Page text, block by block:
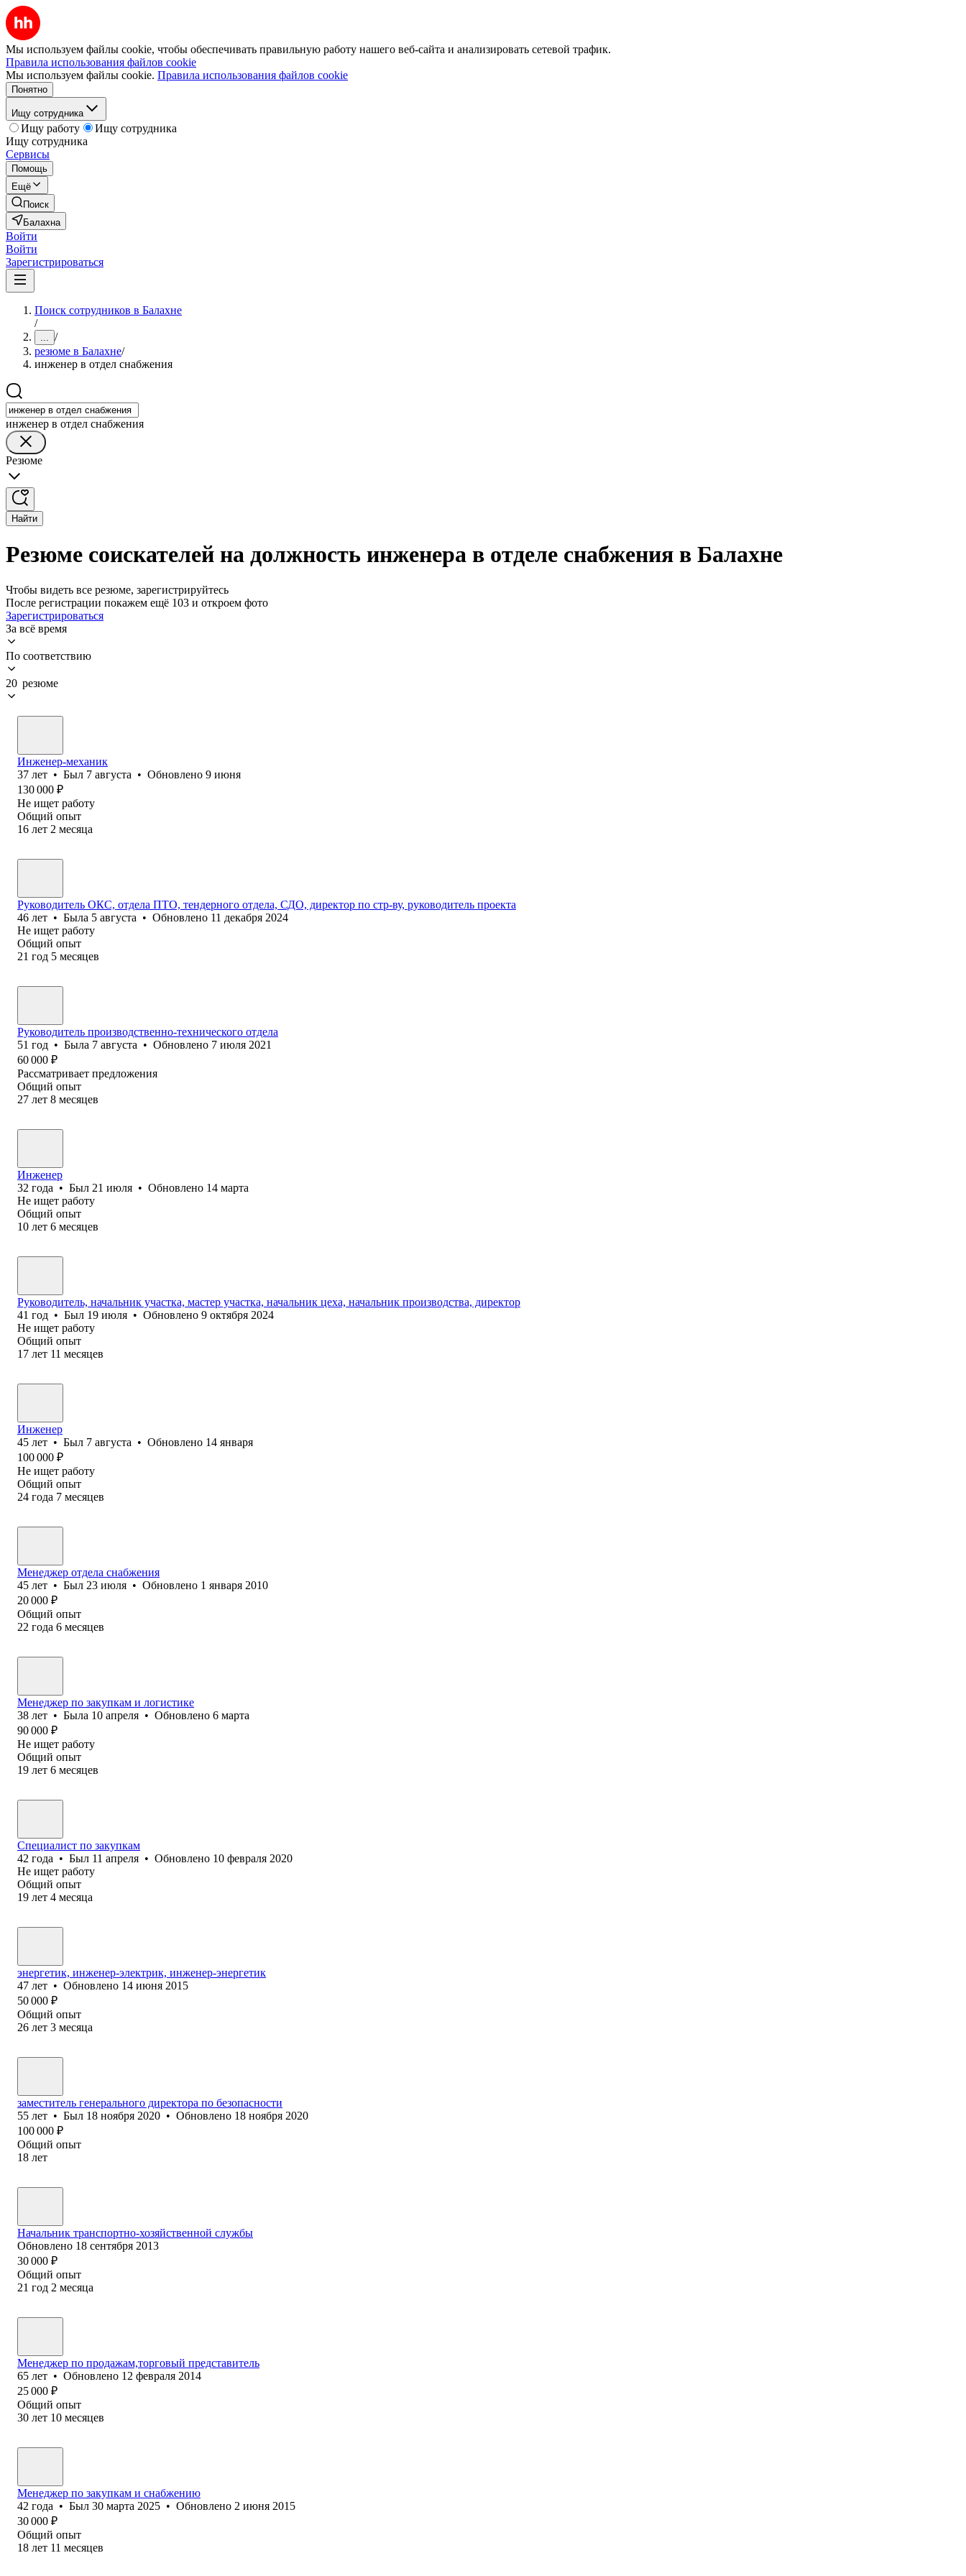
Мы используем файлы cookie, чтобы обеспечивать правильную работу нашего веб-сайта и анализировать сетевой трафик.
Правила использования файлов cookie
Мы используем файлы cookie. Правила использования файлов cookie
Понятно
Ищу сотрудника
Ищу работу
Ищу сотрудника
Ищу сотрудника
Сервисы
Помощь
Ещё
Поиск
Балахна
Войти
Войти
Зарегистрироваться
Поиск сотрудников в Балахне
/
... /
резюме в Балахне/
инженер в отдел снабжения
инженер в отдел снабжения
Резюме
Найти
Резюме соискателей на должность инженера в отделе снабжения в Балахне
Чтобы видеть все резюме, зарегистрируйтесь
После регистрации покажем ещё 103 и откроем фото
Зарегистрироваться
За всё время
По соответствию
20 резюме
Инженер-механик
37 лет • Был 7 августа • Обновлено 9 июня
130 000 ₽
Не ищет работу
Общий опыт
16 лет 2 месяца
Руководитель ОКС, отдела ПТО, тендерного отдела, СДО, директор по стр-ву, руководитель проекта
46 лет • Была 5 августа • Обновлено 11 декабря 2024
Не ищет работу
Общий опыт
21 год 5 месяцев
Руководитель производственно-технического отдела
51 год • Была 7 августа • Обновлено 7 июля 2021
60 000 ₽
Рассматривает предложения
Общий опыт
27 лет 8 месяцев
Инженер
32 года • Был 21 июля • Обновлено 14 марта
Не ищет работу
Общий опыт
10 лет 6 месяцев
Руководитель, начальник участка, мастер участка, начальник цеха, начальник производства, директор
41 год • Был 19 июля • Обновлено 9 октября 2024
Не ищет работу
Общий опыт
17 лет 11 месяцев
Инженер
45 лет • Был 7 августа • Обновлено 14 января
100 000 ₽
Не ищет работу
Общий опыт
24 года 7 месяцев
Менеджер отдела снабжения
45 лет • Был 23 июля • Обновлено 1 января 2010
20 000 ₽
Общий опыт
22 года 6 месяцев
Менеджер по закупкам и логистике
38 лет • Была 10 апреля • Обновлено 6 марта
90 000 ₽
Не ищет работу
Общий опыт
19 лет 6 месяцев
Специалист по закупкам
42 года • Был 11 апреля • Обновлено 10 февраля 2020
Не ищет работу
Общий опыт
19 лет 4 месяца
энергетик, инженер-электрик, инженер-энергетик
47 лет • Обновлено 14 июня 2015
50 000 ₽
Общий опыт
26 лет 3 месяца
заместитель генерального директора по безопасности
55 лет • Был 18 ноября 2020 • Обновлено 18 ноября 2020
100 000 ₽
Общий опыт
18 лет
Начальник транспортно-хозяйственной службы
Обновлено 18 сентября 2013
30 000 ₽
Общий опыт
21 год 2 месяца
Менеджер по продажам,торговый представитель
65 лет • Обновлено 12 февраля 2014
25 000 ₽
Общий опыт
30 лет 10 месяцев
Менеджер по закупкам и снабжению
42 года • Был 30 марта 2025 • Обновлено 2 июня 2015
30 000 ₽
Общий опыт
18 лет 11 месяцев